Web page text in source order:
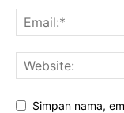
Simpan nama,